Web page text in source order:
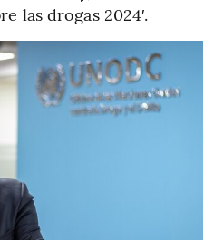
las drogas 2024′.